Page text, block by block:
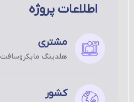
اطلاعات پروژه
مشتری
هلدینگ مایکروسافت
کشور